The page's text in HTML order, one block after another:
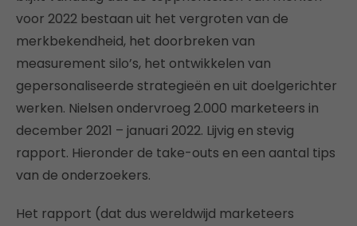
voor 2022 bestaan uit het vergroten van de
merkbekendheid, het doorbreken van
measurement silo’s, het ontwikkelen van
gepersonaliseerde strategieën en uit doelgerichter
werken. Nielsen ondervroeg 2.000 marketeers in
december 2021 – januari 2022. Lijvig en stevig
rapport. Hieronder de take-outs en een aantal tips
van de onderzoekers.
Het rapport (dat dus wereldwijd marketeers